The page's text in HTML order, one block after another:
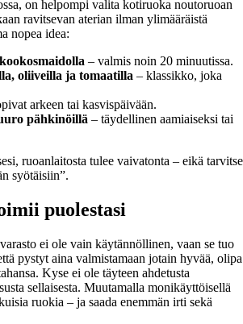
on helpompi valita kotiruoka noutoruoan
ravitsevan aterian ilman ylimääräistä
nopea idea:
– valmis noin 20 minuutissa.
oliiveilla ja tomaatilla – klassikko, joka
arkeen tai kasvispäivään.
pähkinöillä – täydellinen aamiaiseksi tai
ruoanlaitosta tulee vaivatonta – eikä tarvitse
syötäisiin”.
puolestasi
ei ole vain käytännöllinen, vaan se tuo
pystyt aina valmistamaan jotain hyvää, olipa
Kyse ei ole täyteen ahdetusta
sellaisesta. Muutamalla monikäyttöisellä
ruokia – ja saada enemmän irti sekä